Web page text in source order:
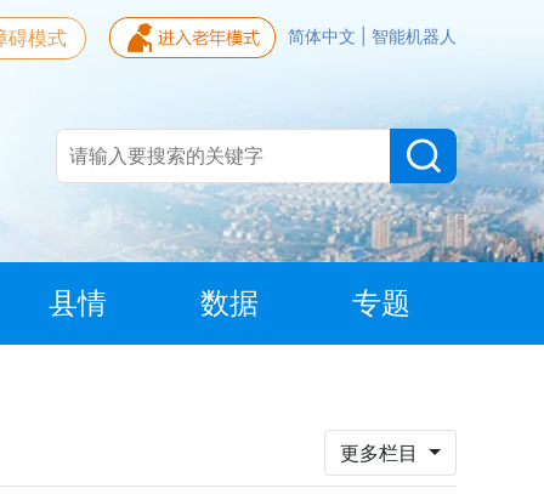
简体中文 智能机器人
碍模式
县情 数据 专题
更多栏目